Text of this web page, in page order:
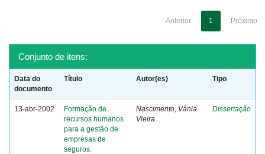
Anterior 1 Próximo
Conjunto de itens:
Data do
documento
Título Autor(es) Tipo
13-abr-2002
Formação de
recursos humanos
para a gestão de
empresas de
seguros.
Nascimento, Vânia
Vieira
Dissertação